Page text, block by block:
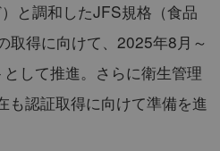
と調和したJFS規格（食品
取得に向けて、2025年8月～
して推進。さらに衛生管理
も認証取得に向けて準備を進